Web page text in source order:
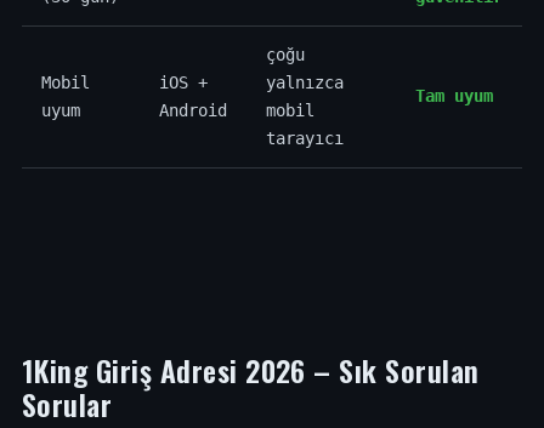
Mobil
uyum
iOS +
Android
çoğu
yalnızca
mobil
tarayıcı
Tam uyum
1King Giriş Adresi 2026 – Sık Sorulan
Sorular